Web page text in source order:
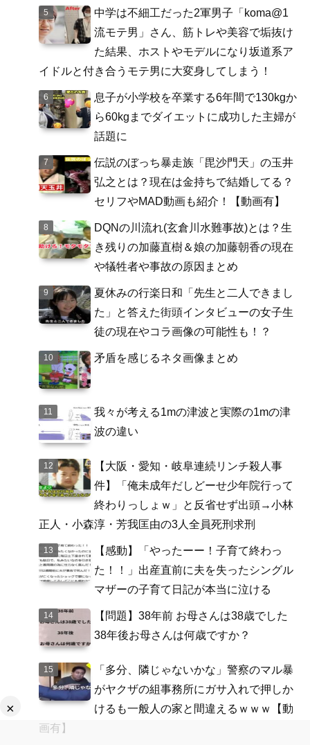
×
中学は不細工だった2軍男子「koma@1
流モテ男」さん、筋トレや美容で垢抜け
た結果、ホストやモデルになり坂道系ア
イドルと付き合うモテ男に大変身してしまう！
息子が小学校を卒業する6年間で130kgか
ら60kgまでダイエットに成功した主婦が
話題に
伝説のぼっち暴走族「毘沙門天」の玉井
弘之とは？現在は金持ちで結婚してる？
セリフやMAD動画も紹介！【動画有】
DQNの川流れ(玄倉川水難事故)とは？生
き残りの加藤直樹＆娘の加藤朝香の現在
や犠牲者や事故の原因まとめ
夏休みの行楽日和「先生と二人できまし
た」と答えた街頭インタビューの女子生
徒の現在やコラ画像の可能性も！？
矛盾を感じるネタ画像まとめ
我々が考える1mの津波と実際の1mの津
波の違い
【大阪・愛知・岐阜連続リンチ殺人事
件】「俺未成年だしどーせ少年院行って
終わりっしょｗ」と反省せず出頭→小林
正人・小森淳・芳我匡由の3人全員死刑求刑
【感動】「やったーー！子育て終わっ
た！！」出産直前に夫を失ったシングル
マザーの子育て日記が本当に泣ける
【問題】38年前 お母さんは38歳でした
38年後お母さんは何歳ですか？
「多分、隣じゃないかな」警察のマル暴
がヤクザの組事務所にガサ入れで押しか
けるも一般人の家と間違えるｗｗｗ【動
画有】